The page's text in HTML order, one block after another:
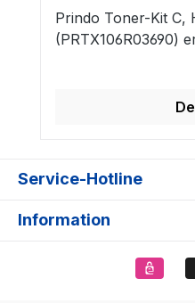
Prindo Toner-Kit C,
(PRTX106R03690)
Service-Hotline
Information